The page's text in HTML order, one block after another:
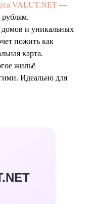
VALUT.NET —
и уникальных
пожить как
карта.
жильё
Идеально для